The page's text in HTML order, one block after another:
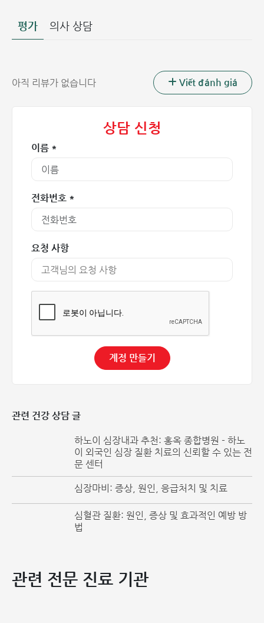
C1: 직경 3mm 미만의 거미 모양 정맥 (망상 정맥) 또는 모
세혈관 확장증이 나타납니다.
C3: 부종: 피부 변화 없이 하지에 부종 현상이 나타납니다.
C5: 치유된 궤양: 색소 변화와 함께 일부 치유된 궤양이 동
반됩니다.
C6: 활동성 궤양: 현저한 색소 변화와 함께 진행 중이며 치
하지 정맥류의 원인
혈액 귀환을 방해하게 됩니다. 이로 인해 혈액 순환 정체(울
혈)가 발생하며, 정맥이 점차 확장되고 결국 정맥 기능 부전
(정맥류)을 유발합니다. 하지 정맥류의 원인은 다음과 같이 분
1. 일차성 원인
특발성 정맥류: 대개 유전적 이상이나 표재 정맥계의 혈류역학
적(hemodynamic) 이상으로 발생합니다. 일차성 심부 정맥
류: 판막 자유연이 지나치게 길어지는 등의 해부학적 이상으로
다:
평가 의사 상담
아직 리뷰가 없습니다 Viết đánh giá
상담 신청
이름 *
전화번호 *
요청 사항
계정 만들기
관련 건강 상담 글
하노이 심장내과 추천: 홍옥 종합병원 - 하노
이 외국인 심장 질환 치료의 신뢰할 수 있는 전
문 센터
심장마비: 증상, 원인, 응급처치 및 치료
심혈관 질환: 원인, 증상 및 효과적인 예방 방
법
관련 전문 진료 기관